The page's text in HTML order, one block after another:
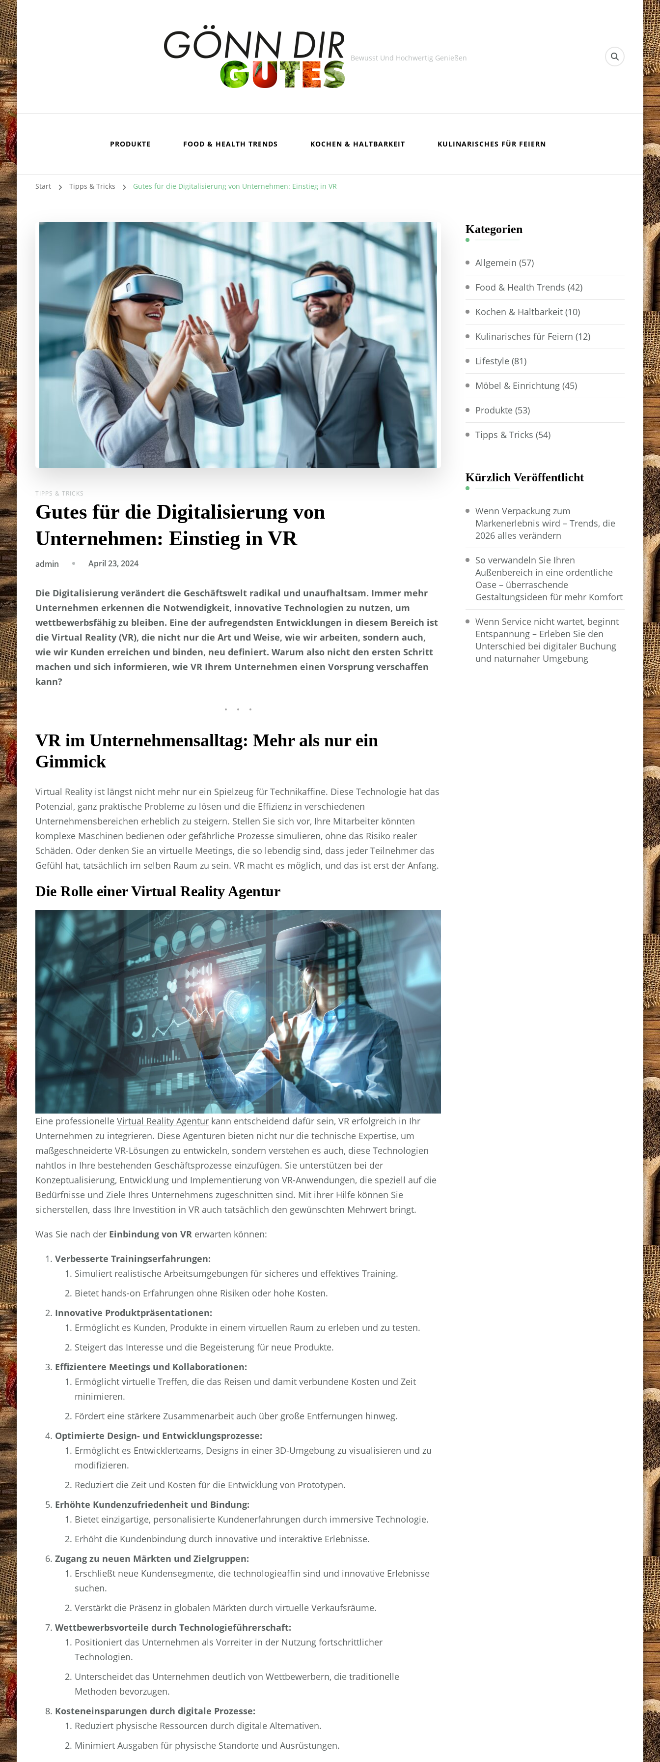
Bewusst Und Hochwertig Genießen
PRODUKTE FOOD & HEALTH TRENDS KOCHEN & HALTBARKEIT KULINARISCHES FÜR FEIERN
Start Tipps & Tricks Gutes für die Digitalisierung von Unternehmen: Einstieg in VR
TIPPS & TRICKS
Gutes für die Digitalisierung von
Unternehmen: Einstieg in VR
admin April 23, 2024
Die Digitalisierung verändert die Geschäftswelt radikal und unaufhaltsam. Immer mehr
Unternehmen erkennen die Notwendigkeit, innovative Technologien zu nutzen, um
wettbewerbsfähig zu bleiben. Eine der aufregendsten Entwicklungen in diesem Bereich ist
die Virtual Reality (VR), die nicht nur die Art und Weise, wie wir arbeiten, sondern auch,
wie wir Kunden erreichen und binden, neu definiert. Warum also nicht den ersten Schritt
machen und sich informieren, wie VR Ihrem Unternehmen einen Vorsprung verschaffen
kann?
VR im Unternehmensalltag: Mehr als nur ein
Gimmick
Virtual Reality ist längst nicht mehr nur ein Spielzeug für Technikaffine. Diese Technologie hat das
Potenzial, ganz praktische Probleme zu lösen und die Effizienz in verschiedenen
Unternehmensbereichen erheblich zu steigern. Stellen Sie sich vor, Ihre Mitarbeiter könnten
komplexe Maschinen bedienen oder gefährliche Prozesse simulieren, ohne das Risiko realer
Schäden. Oder denken Sie an virtuelle Meetings, die so lebendig sind, dass jeder Teilnehmer das
Gefühl hat, tatsächlich im selben Raum zu sein. VR macht es möglich, und das ist erst der Anfang.
Die Rolle einer Virtual Reality Agentur
Eine professionelle Virtual Reality Agenturkann entscheidend dafür sein, VR erfolgreich in Ihr
Unternehmen zu integrieren. Diese Agenturen bieten nicht nur die technische Expertise, um
maßgeschneiderte VR-Lösungen zu entwickeln, sondern verstehen es auch, diese Technologien
nahtlos in Ihre bestehenden Geschäftsprozesse einzufügen. Sie unterstützen bei der
Konzeptualisierung, Entwicklung und Implementierung von VR-Anwendungen, die speziell auf die
Bedürfnisse und Ziele Ihres Unternehmens zugeschnitten sind. Mit ihrer Hilfe können Sie
sicherstellen, dass Ihre Investition in VR auch tatsächlich den gewünschten Mehrwert bringt.
Was Sie nach der Einbindung von VRerwarten können:
Verbesserte Trainingserfahrungen:
Simuliert realistische Arbeitsumgebungen für sicheres und effektives Training.
Bietet hands-on Erfahrungen ohne Risiken oder hohe Kosten.
Innovative Produktpräsentationen:
Ermöglicht es Kunden, Produkte in einem virtuellen Raum zu erleben und zu testen.
Steigert das Interesse und die Begeisterung für neue Produkte.
Effizientere Meetings und Kollaborationen:
Ermöglicht virtuelle Treffen, die das Reisen und damit verbundene Kosten und Zeit
minimieren.
Fördert eine stärkere Zusammenarbeit auch über große Entfernungen hinweg.
Optimierte Design- und Entwicklungsprozesse:
Ermöglicht es Entwicklerteams, Designs in einer 3D-Umgebung zu visualisieren und zu
modifizieren.
Reduziert die Zeit und Kosten für die Entwicklung von Prototypen.
Erhöhte Kundenzufriedenheit und Bindung:
Bietet einzigartige, personalisierte Kundenerfahrungen durch immersive Technologie.
Erhöht die Kundenbindung durch innovative und interaktive Erlebnisse.
Zugang zu neuen Märkten und Zielgruppen:
Erschließt neue Kundensegmente, die technologieaffin sind und innovative Erlebnisse
suchen.
Verstärkt die Präsenz in globalen Märkten durch virtuelle Verkaufsräume.
Wettbewerbsvorteile durch Technologieführerschaft:
Positioniert das Unternehmen als Vorreiter in der Nutzung fortschrittlicher
Technologien.
Unterscheidet das Unternehmen deutlich von Wettbewerbern, die traditionelle
Methoden bevorzugen.
Kosteneinsparungen durch digitale Prozesse:
Reduziert physische Ressourcen durch digitale Alternativen.
Minimiert Ausgaben für physische Standorte und Ausrüstungen.
Kategorien
Allgemein (57)
Food & Health Trends (42)
Kochen & Haltbarkeit (10)
Kulinarisches für Feiern (12)
Lifestyle (81)
Möbel & Einrichtung (45)
Produkte (53)
Tipps & Tricks (54)
Kürzlich Veröffentlicht
Wenn Verpackung zum
Markenerlebnis wird – Trends, die
2026 alles verändern
So verwandeln Sie Ihren
Außenbereich in eine ordentliche
Oase – überraschende
Gestaltungsideen für mehr Komfort
Wenn Service nicht wartet, beginnt
Entspannung – Erleben Sie den
Unterschied bei digitaler Buchung
und naturnaher Umgebung